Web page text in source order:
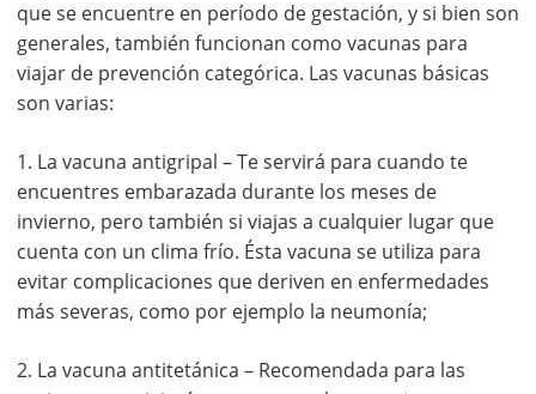
que se encuentre en período de gestación, y si bien son
generales, también funcionan como vacunas para
viajar de prevención categórica. Las vacunas básicas
son varias:
1. La vacuna antigripal – Te servirá para cuando te
encuentres embarazada durante los meses de
invierno, pero también si viajas a cualquier lugar que
cuenta con un clima frío. Ésta vacuna se utiliza para
evitar complicaciones que deriven en enfermedades
más severas, como por ejemplo la neumonía;
2. La vacuna antitetánica – Recomendada para las